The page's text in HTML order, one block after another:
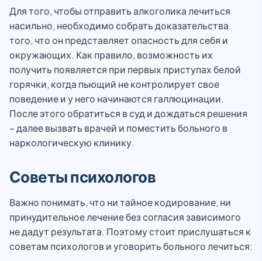
Для того, чтобы отправить алкоголика лечиться
насильно, необходимо собрать доказательства
того, что он представляет опасность для себя и
окружающих. Как правило, возможность их
получить появляется при первых приступах белой
горячки, когда пьющий не контролирует свое
поведение и у него начинаются галлюцинации.
После этого обратиться в суд и дождаться решения
– далее вызвать врачей и поместить больного в
наркологическую клинику.
Советы психологов
Важно понимать, что ни тайное кодирование, ни
принудительное лечение без согласия зависимого
не дадут результата. Поэтому стоит прислушаться к
советам психологов и уговорить больного лечиться: